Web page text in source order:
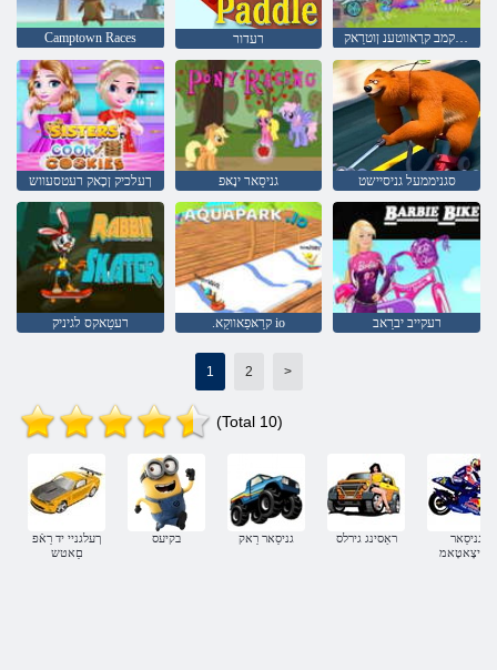
Camptown Races רעדור אתיב סנָאיּפמַאשט סקמב קרָאווטענ ןוטרַאק
ךעלכיק ןכָאק רעטסעווש גניסַאר ינָאּפ סגניממעל גניסיישט
רעטַאקס לגיניק .קרַאּפַאווקַא io רעקייב יברַאב
1 2 >
(Total 10)
ךעלגניי יד רַאֿפ
םַאטש
בקיעס גניסַאר רַאק ראַסינג גירלס
גניסַאר
לקיצָאטָאמ